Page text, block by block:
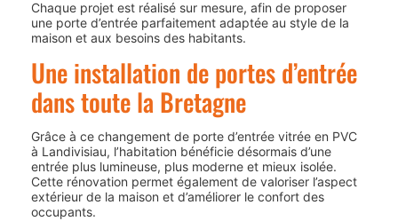
Chaque projet est réalisé sur mesure, afin de proposer
une porte d’entrée parfaitement adaptée au style de la
maison et aux besoins des habitants.
Une installation de portes d’entrée
dans toute la Bretagne
Grâce à ce changement de porte d’entrée vitrée en PVC
à Landivisiau, l’habitation bénéficie désormais d’une
entrée plus lumineuse, plus moderne et mieux isolée.
Cette rénovation permet également de valoriser l’aspect
extérieur de la maison et d’améliorer le confort des
occupants.